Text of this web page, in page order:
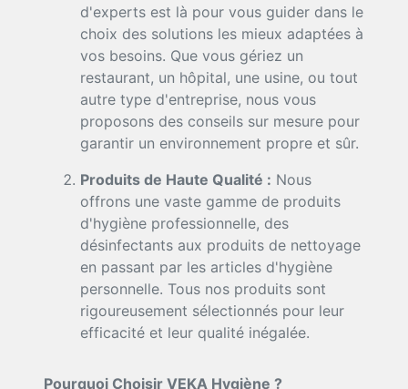
d'experts est là pour vous guider dans le
choix des solutions les mieux adaptées à
vos besoins. Que vous gériez un
restaurant, un hôpital, une usine, ou tout
autre type d'entreprise, nous vous
proposons des conseils sur mesure pour
garantir un environnement propre et sûr.
Produits de Haute Qualité : Nous
offrons une vaste gamme de produits
d'hygiène professionnelle, des
désinfectants aux produits de nettoyage
en passant par les articles d'hygiène
personnelle. Tous nos produits sont
rigoureusement sélectionnés pour leur
efficacité et leur qualité inégalée.
Pourquoi Choisir VEKA Hygiène ?